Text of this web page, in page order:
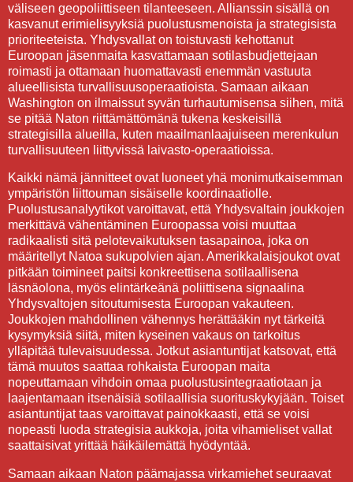
väliseen geopoliittiseen tilanteeseen. Allianssin sisällä on
kasvanut erimielisyyksiä puolustusmenoista ja strategisista
prioriteeteista. Yhdysvallat on toistuvasti kehottanut
Euroopan jäsenmaita kasvattamaan sotilasbudjettejaan
roimasti ja ottamaan huomattavasti enemmän vastuuta
alueellisista turvallisuusoperaatioista. Samaan aikaan
Washington on ilmaissut syvän turhautumisensa siihen, mitä
se pitää Naton riittämättömänä tukena keskeisillä
strategisilla alueilla, kuten maailmanlaajuiseen merenkulun
turvallisuuteen liittyvissä laivasto-operaatioissa.
Kaikki nämä jännitteet ovat luoneet yhä monimutkaisemman
ympäristön liittouman sisäiselle koordinaatiolle.
Puolustusanalyytikot varoittavat, että Yhdysvaltain joukkojen
merkittävä vähentäminen Euroopassa voisi muuttaa
radikaalisti sitä pelotevaikutuksen tasapainoa, joka on
määritellyt Natoa sukupolvien ajan. Amerikkalaisjoukot ovat
pitkään toimineet paitsi konkreettisena sotilaallisena
läsnäolona, myös elintärkeänä poliittisena signaalina
Yhdysvaltojen sitoutumisesta Euroopan vakauteen.
Joukkojen mahdollinen vähennys herättääkin nyt tärkeitä
kysymyksiä siitä, miten kyseinen vakaus on tarkoitus
ylläpitää tulevaisuudessa. Jotkut asiantuntijat katsovat, että
tämä muutos saattaa rohkaista Euroopan maita
nopeuttamaan vihdoin omaa puolustusintegraatiotaan ja
laajentamaan itsenäisiä sotilaallisia suorituskykyjään. Toiset
asiantuntijat taas varoittavat painokkaasti, että se voisi
nopeasti luoda strategisia aukkoja, joita vihamieliset vallat
saattaisivat yrittää häikäilemättä hyödyntää.
Samaan aikaan Naton päämajassa virkamiehet seuraavat